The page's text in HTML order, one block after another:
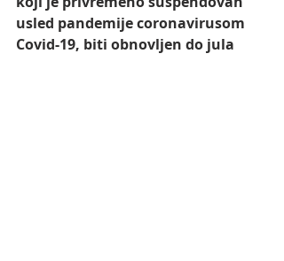
usled pandemije coronavirusom
Covid-19, biti obnovljen do jula